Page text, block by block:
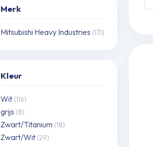
Merk
Mitsubishi Heavy Industries (171)
Kleur
Wit (116)
grijs (8)
Zwart/Titanium (18)
Zwart/Wit (29)